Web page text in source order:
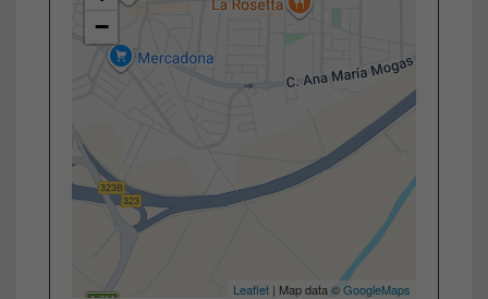
−
Leaflet | Map data ©GoogleMaps